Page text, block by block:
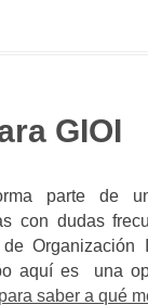
GIOI
parte de
con dudas
Organización
aquí es una
saber a qué